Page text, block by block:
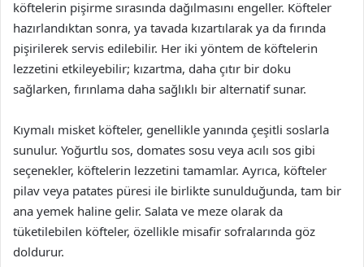
köftelerin pişirme sırasında dağılmasını engeller. Köfteler
hazırlandıktan sonra, ya tavada kızartılarak ya da fırında
pişirilerek servis edilebilir. Her iki yöntem de köftelerin
lezzetini etkileyebilir; kızartma, daha çıtır bir doku
sağlarken, fırınlama daha sağlıklı bir alternatif sunar.
Kıymalı misket köfteler, genellikle yanında çeşitli soslarla
sunulur. Yoğurtlu sos, domates sosu veya acılı sos gibi
seçenekler, köftelerin lezzetini tamamlar. Ayrıca, köfteler
pilav veya patates püresi ile birlikte sunulduğunda, tam bir
ana yemek haline gelir. Salata ve meze olarak da
tüketilebilen köfteler, özellikle misafir sofralarında göz
doldurur.